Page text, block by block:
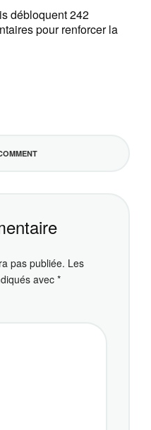
débloquent 242
pour renforcer la
pas publiée. Les
avec*